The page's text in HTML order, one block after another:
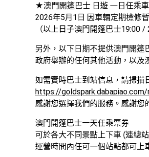
★澳門開篷巴士 日遊 一日任乘
2026年5月1日 因車輛定期檢修
（以上日子澳門開篷巴士19:00 /
另外，以下日期不提供澳門開
政府舉辦的任何其他活動，以及
https://
感謝您選擇我們的服務。感謝您
澳門開篷巴士一天任乘票券
可於各大不同景點上下車 (連總
運營時間內任可一個站點都可上